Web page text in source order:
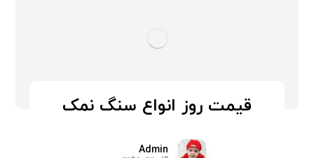
قیمت روز انواع سنگ نمک
Admin